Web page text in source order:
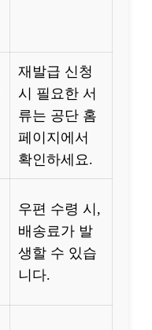
재발급 신청
시 필요한 서
류는 공단 홈
페이지에서
확인하세요.
우편 수령 시,
배송료가 발
생할 수 있습
니다.